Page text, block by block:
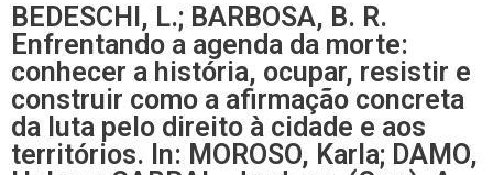
BEDESCHI, L.; BARBOSA, B. R.
Enfrentando a agenda da morte:
conhecer a história, ocupar, resistir e
construir como a afirmação concreta
da luta pelo direito à cidade e aos
territórios. In: MOROSO, Karla; DAMO,